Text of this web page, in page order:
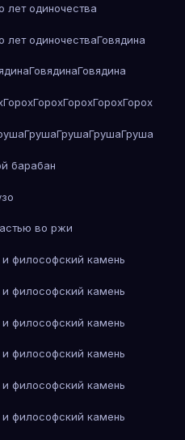
одиночества
одиночестваГовядина
ГовядинаГовядина
ГорохГорохГорохГорохГорох
ГрушаГрушаГрушаГруша
барабан
во ржи
философский камень
философский камень
философский камень
философский камень
философский камень
философский камень